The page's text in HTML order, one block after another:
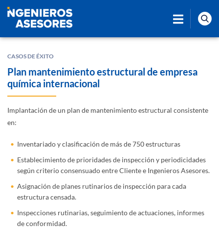
CASOS DE ÉXITO
Plan mantenimiento estructural de empresa
química internacional
Implantación de un plan de mantenimiento estructural consistente
en:
Inventariado y clasificación de más de 750 estructuras
Establecimiento de prioridades de inspección y periodicidades
según criterio consensuado entre Cliente e Ingenieros Asesores.
Asignación de planes rutinarios de inspección para cada
estructura censada.
Inspecciones rutinarias, seguimiento de actuaciones, informes
de conformidad.